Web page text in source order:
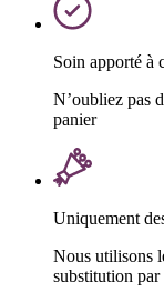
Soin apporté à
N’oubliez pas
panier
Uniquement
Nous utilisons
substitution par